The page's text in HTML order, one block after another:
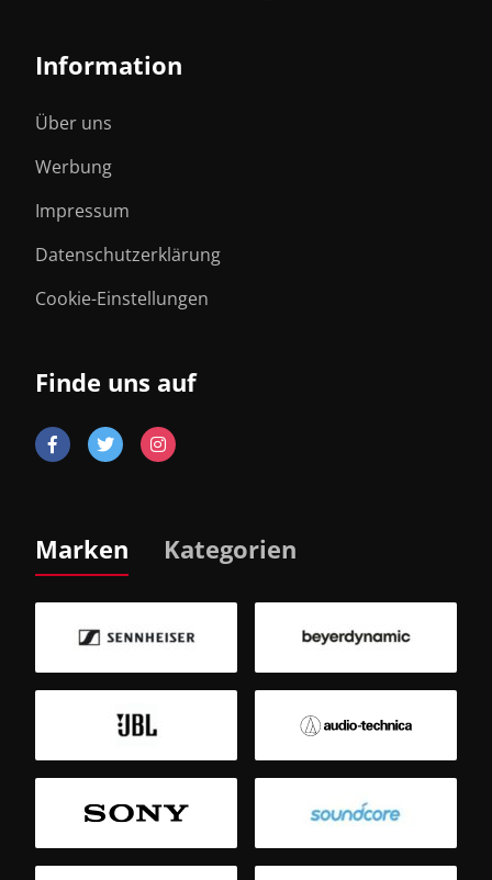
Information
Über uns
Werbung
Impressum
Datenschutzerklärung
Cookie-Einstellungen
Finde uns auf
Marken Kategorien